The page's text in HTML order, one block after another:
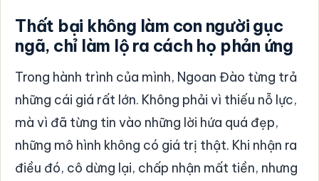
Thất bại không làm con người gục
ngã, chỉ làm lộ ra cách họ phản ứng
Trong hành trình của mình, Ngoan Đào từng trả
những cái giá rất lớn. Không phải vì thiếu nỗ lực,
mà vì đã từng tin vào những lời hứa quá đẹp,
những mô hình không có giá trị thật. Khi nhận ra
điều đó, cô dừng lại, chấp nhận mất tiền, nhưng